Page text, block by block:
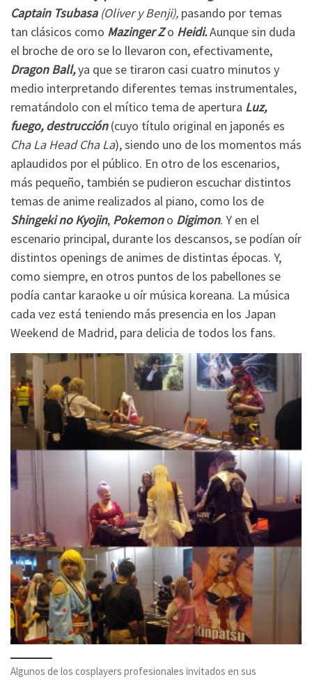
Captain Tsubasa(Oliver y Benji), pasando por temas
tan clásicos como Mazinger Zo Heidi.Aunque sin duda
el broche de oro se lo llevaron con, efectivamente,
Dragon Ball,ya que se tiraron casi cuatro minutos y
medio interpretando diferentes temas instrumentales,
rematándolo con el mítico tema de apertura Luz,
fuego, destrucción(cuyo título original en japonés es
Cha La Head Cha La), siendo uno de los momentos más
aplaudidos por el público. En otro de los escenarios,
más pequeño, también se pudieron escuchar distintos
temas de anime realizados al piano, como los de
Shingeki no Kyojin, Pokemono Digimon. Y en el
escenario principal, durante los descansos, se podían oír
distintos openings de animes de distintas épocas. Y,
como siempre, en otros puntos de los pabellones se
podía cantar karaoke u oír música koreana. La música
cada vez está teniendo más presencia en los Japan
Weekend de Madrid, para delicia de todos los fans.
Algunos de los cosplayers profesionales invitados en sus